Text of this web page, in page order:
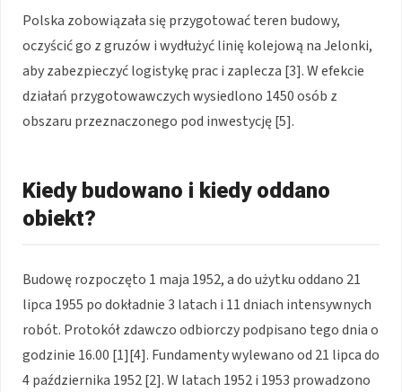
Polska zobowiązała się przygotować teren budowy,
oczyścić go z gruzów i wydłużyć linię kolejową na Jelonki,
aby zabezpieczyć logistykę prac i zaplecza [3]. W efekcie
działań przygotowawczych wysiedlono 1450 osób z
obszaru przeznaczonego pod inwestycję [5].
Kiedy budowano i kiedy oddano
obiekt?
Budowę rozpoczęto 1 maja 1952, a do użytku oddano 21
lipca 1955 po dokładnie 3 latach i 11 dniach intensywnych
robót. Protokół zdawczo odbiorczy podpisano tego dnia o
godzinie 16.00 [1][4]. Fundamenty wylewano od 21 lipca do
4 października 1952 [2]. W latach 1952 i 1953 prowadzono